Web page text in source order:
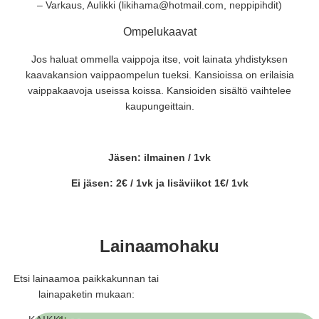
– Varkaus, Aulikki (likihama@hotmail.com, neppipihdit)
Ompelukaavat
Jos haluat ommella vaippoja itse, voit lainata yhdistyksen
kaavakansion vaippaompelun tueksi. Kansioissa on erilaisia
vaippakaavoja useissa koissa. Kansioiden sisältö vaihtelee
kaupungeittain.
Jäsen: ilmainen / 1vk
Ei jäsen: 2€ / 1vk ja lisäviikot 1€/ 1vk
Lainaamohaku
Etsi lainaamoa paikkakunnan tai
lainapaketin mukaan: